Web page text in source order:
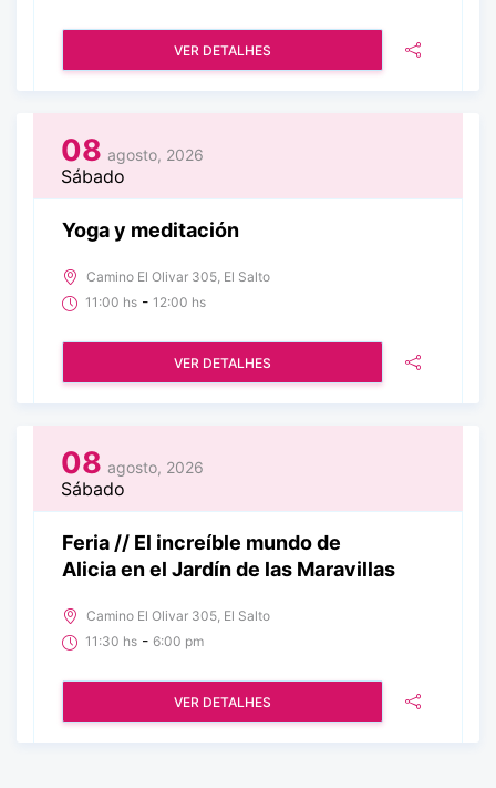
VER DETALHES
08 agosto, 2026
Sábado
Yoga y meditación
Camino El Olivar 305, El Salto
11:00 hs - 12:00 hs
VER DETALHES
08 agosto, 2026
Sábado
Feria // El increíble mundo de
Alicia en el Jardín de las Maravillas
Camino El Olivar 305, El Salto
11:30 hs - 6:00 pm
VER DETALHES